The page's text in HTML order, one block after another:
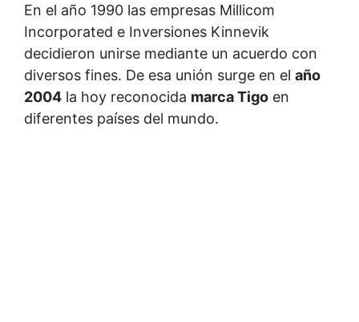
En el año 1990 las empresas Millicom
Incorporated e Inversiones Kinnevik
decidieron unirse mediante un acuerdo con
diversos fines. De esa unión surge en el año
2004 la hoy reconocida marca Tigo en
diferentes países del mundo.